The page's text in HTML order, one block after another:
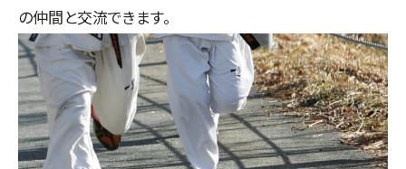
の仲間と交流できます。